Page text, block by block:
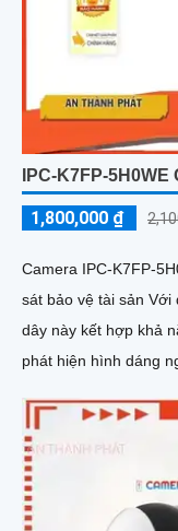
IPC-K7FP-
1,800,000 ₫
Camera IPC-K7FP-
sát bảo vệ tài sản Với
dây này kết hợp khả
phát hiện hình dáng